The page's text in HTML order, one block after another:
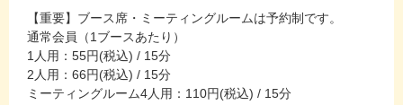
【重要】ブース席・ミーティングルームは予約制です。
通常会員（1ブースあたり）
1人用：55円(税込) / 15分
2人用：66円(税込) / 15分
ミーティングルーム4人用：110円(税込) / 15分